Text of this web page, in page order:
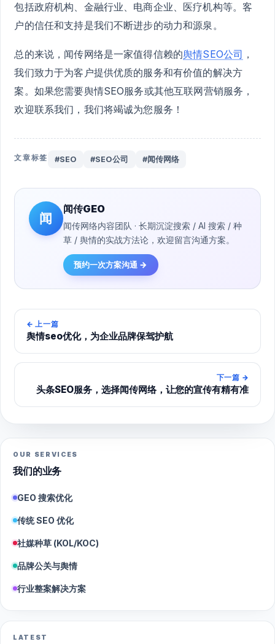
包括政府机构、金融行业、电商企业、医疗机构等。客
户的信任和支持是我们不断进步的动力和源泉。
总的来说，闻传网络是一家值得信赖的舆情SEO公司 ，
我们致力于为客户提供优质的服务和有价值的解决方
案。如果您需要舆情SEO服务或其他互联网营销服务，
欢迎联系我们，我们将竭诚为您服务！
文章标签 #SEO #SEO公司 #闻传网络
闻
闻传GEO
闻传网络内容团队 · 长期沉淀搜索 / AI 搜索 / 种
草 / 舆情的实战方法论，欢迎留言沟通方案。
预约一次方案沟通 →
← 上一篇
舆情seo优化，为企业品牌保驾护航
下一篇 →
头条SEO服务，选择闻传网络，让您的宣传有精有准
OUR SERVICES
我们的业务
GEO 搜索优化
传统 SEO 优化
社媒种草 (KOL/KOC)
品牌公关与舆情
行业整案解决方案
LATEST